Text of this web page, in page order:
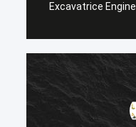
Excavatrice Engine